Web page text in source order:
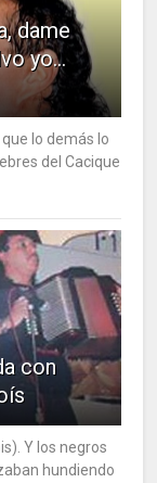
dame
yo…
lo demás lo
del Cacique
con
Y los negros
hundiendo